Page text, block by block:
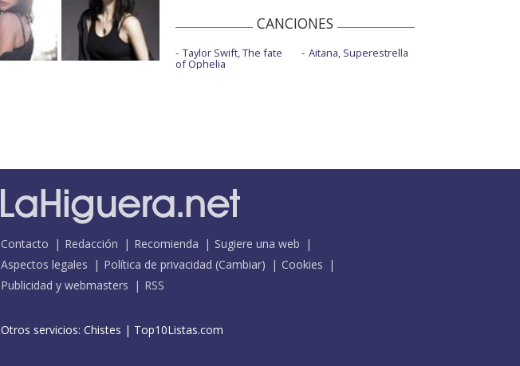
CANCIONES
Taylor Swift, The fate
of Ophelia
Aitana, Superestrella
Contacto Redacción Recomienda
Sugiere una web
Aspectos legales
Política de privacidad (Cambiar)
Cookies
Publicidad y webmasters
RSS
Otros servicios: Chistes | Top10Listas.com